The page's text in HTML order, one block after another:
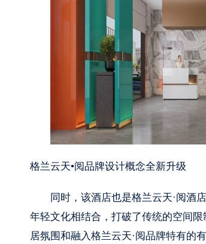
格兰云天•阅品牌设计概念全新升级
同时，该酒店也是格兰云天·阅酒
年轻文化相结合，打破了传统的空间
居氛围和融入格兰云天·阅品牌特有的